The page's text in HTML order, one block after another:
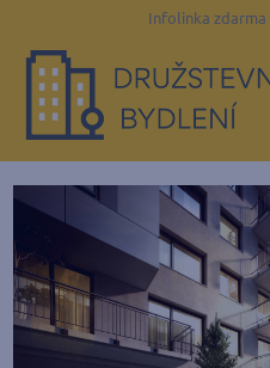
Infolinka zdarma